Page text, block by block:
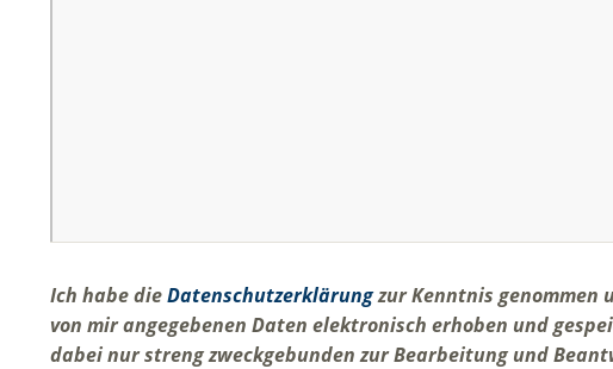
Ich habe dieDatenschutzerklärungzur Kenntnis genommen
von mir angegebenen Daten elektronisch erhoben und
dabei nur streng zweckgebunden zur Bearbeitung und